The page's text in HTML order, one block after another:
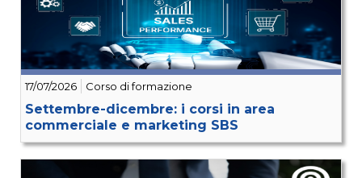
17/07/2026 Corso di formazione
Settembre-dicembre: i corsi in area
commerciale e marketing SBS